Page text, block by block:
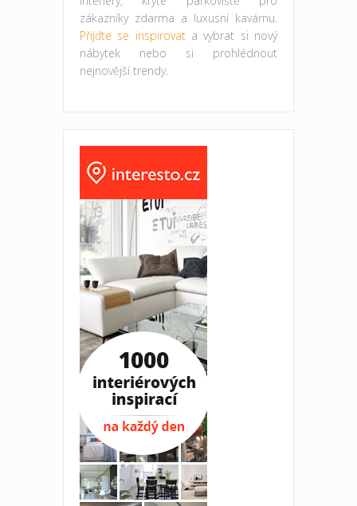
zákazníky zdarma a luxusní kavárnu.
Přijďte se inspirovata vybrat si nový
nábytek nebo si prohlédnout
nejnovější trendy.